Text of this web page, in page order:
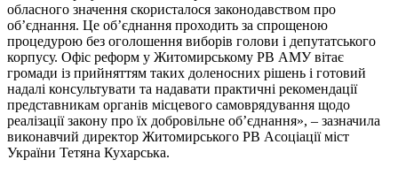
обласного значення скористалося законодавством про
об’єднання. Це об’єднання проходить за спрощеною
процедурою без оголошення виборів голови і депутатського
корпусу. Офіс реформ у Житомирському РВ АМУ вітає
громади із прийняттям таких доленосних рішень і готовий
надалі консультувати та надавати практичні рекомендації
представникам органів місцевого самоврядування щодо
реалізації закону про їх добровільне об’єднання», – зазначила
виконавчий директор Житомирського РВ Асоціації міст
України Тетяна Кухарська.